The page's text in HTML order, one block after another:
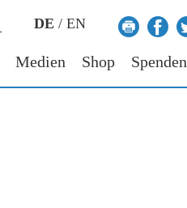
DE / EN
Medien Shop Spenden